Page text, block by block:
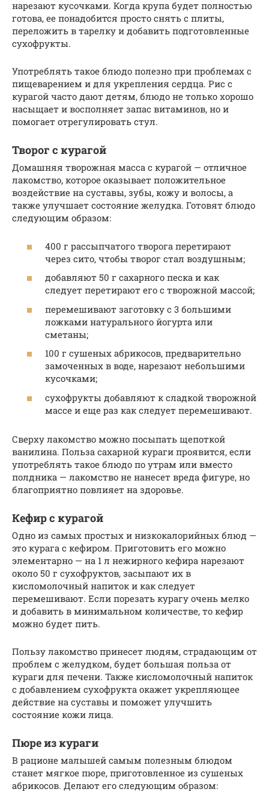
нарезают кусочками. Когда крупа будет полностью
готова, ее понадобится просто снять с плиты,
переложить в тарелку и добавить подготовленные
сухофрукты.
Употреблять такое блюдо полезно при проблемах с
пищеварением и для укрепления сердца. Рис с
курагой часто дают детям, блюдо не только хорошо
насыщает и восполняет запас витаминов, но и
помогает отрегулировать стул.
Творог с курагой
Домашняя творожная масса с курагой — отличное
лакомство, которое оказывает положительное
воздействие на суставы, зубы, кожу и волосы, а
также улучшает состояние желудка. Готовят блюдо
следующим образом:
400 г рассыпчатого творога перетирают
через сито, чтобы творог стал воздушным;
добавляют 50 г сахарного песка и как
следует перетирают его с творожной массой;
перемешивают заготовку с 3 большими
ложками натурального йогурта или
сметаны;
100 г сушеных абрикосов, предварительно
замоченных в воде, нарезают небольшими
кусочками;
сухофрукты добавляют к сладкой творожной
массе и еще раз как следует перемешивают.
Сверху лакомство можно посыпать щепоткой
ванилина. Польза сахарной кураги проявится, если
употреблять такое блюдо по утрам или вместо
полдника — лакомство не нанесет вреда фигуре, но
благоприятно повлияет на здоровье.
Кефир с курагой
Одно из самых простых и низкокалорийных блюд —
это курага с кефиром. Приготовить его можно
элементарно — на 1 л нежирного кефира нарезают
около 50 г сухофруктов, засыпают их в
кисломолочный напиток и как следует
перемешивают. Если порезать курагу очень мелко
и добавить в минимальном количестве, то кефир
можно будет пить.
Пользу лакомство принесет людям, страдающим от
проблем с желудком, будет большая польза от
кураги для печени. Также кисломолочный напиток
с добавлением сухофрукта окажет укрепляющее
действие на суставы и поможет улучшить
состояние кожи лица.
Пюре из кураги
В рационе малышей самым полезным блюдом
станет мягкое пюре, приготовленное из сушеных
абрикосов. Делают его следующим образом: